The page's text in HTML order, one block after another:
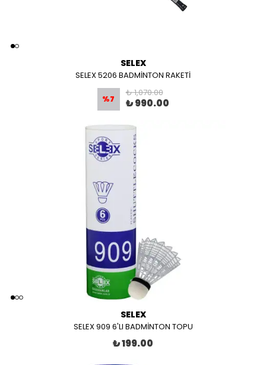
SELEX
SELEX 5206 BADMİNTON RAKETİ
%7
₺ 1,070.00
₺ 990.00
SELEX
SELEX 909 6'LI BADMİNTON TOPU
₺ 199.00